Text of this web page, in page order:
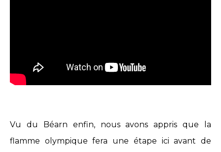
Vu du Béarn enfin, nous avons appris que la
flamme olympique fera une étape ici avant de